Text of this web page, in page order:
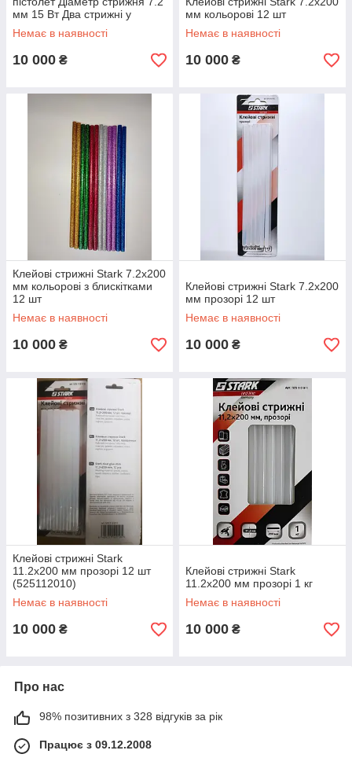
мм 15 Вт Два стрижні у
подарунок
Немає в наявності
10 000 ₴
мм кольорові 12 шт
Немає в наявності
10 000 ₴
Клейові стрижні Stark 7.2х200
мм кольорові з блискітками
12 шт
Немає в наявності
10 000 ₴
Клейові стрижні Stark 7.2х200
мм прозорі 12 шт
Немає в наявності
10 000 ₴
Клейові стрижні Stark
11.2х200 мм прозорі 12 шт
(525112010)
Немає в наявності
10 000 ₴
Клейові стрижні Stark
11.2х200 мм прозорі 1 кг
Немає в наявності
10 000 ₴
Про нас
98% позитивних з 328 відгуків за рік
Працює з 09.12.2008